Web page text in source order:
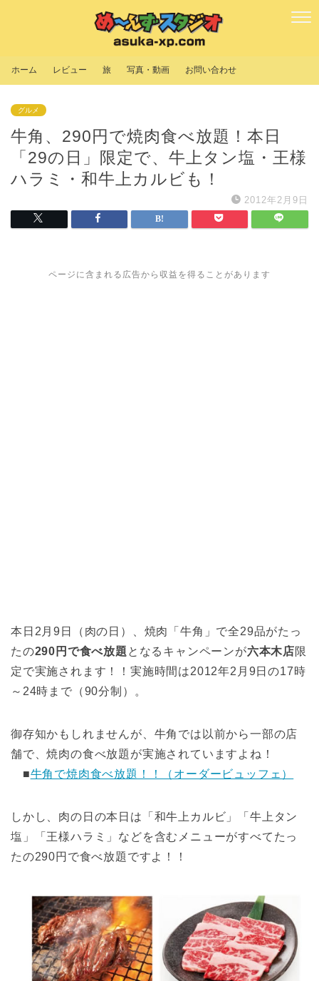
ホーム レビュー 旅 写真・動画 お問い合わせ
グルメ
牛角、290円で焼肉食べ放題！本日
「29の日」限定で、牛上タン塩・王様
ハラミ・和牛上カルビも！
2012年2月9日
ページに含まれる広告から収益を得ることがあります
本日2月9日（肉の日）、焼肉「牛角」で全29品がたっ
たの290円で食べ放題 となるキャンペーンが六本木店限
定で実施されます！！実施時間は2012年2月9日の17時
～24時まで（90分制）。
御存知かもしれませんが、牛角では以前から一部の店
舗で、焼肉の食べ放題が実施されていますよね！
■牛角で焼肉食べ放題！！（オーダービュッフェ）
しかし、肉の日の本日は「和牛上カルビ」「牛上タン
塩」「王様ハラミ」などを含むメニューがすべてたっ
たの290円で食べ放題ですよ！！